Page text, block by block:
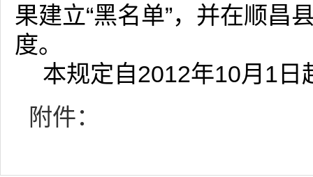
果建立“黑名单”，并在顺昌
度。
本规定自2012年10月1日
附件：